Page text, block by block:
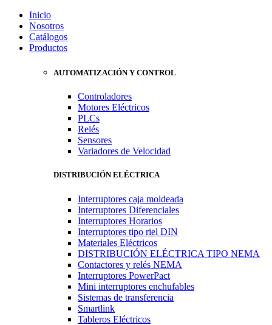
Inicio
Nosotros
Catálogos
Productos
AUTOMATIZACIÓN Y CONTROL
Controladores
Motores Eléctricos
PLCs
Relés
Sensores
Variadores de Velocidad
DISTRIBUCIÓN ELÉCTRICA
Interruptores caja moldeada
Interruptores Diferenciales
Interruptores Horarios
Interruptores tipo riel DIN
Materiales Eléctricos
DISTRIBUCIÓN ELÉCTRICA TIPO NEMA
Contactores y relés NEMA
Interruptores PowerPact
Mini interruptores enchufables
Sistemas de transferencia
Smartlink
Tableros Eléctricos